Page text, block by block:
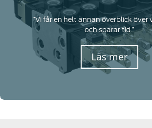
”Vi får en helt annan överblick över
och sparar tid.”
Läs mer